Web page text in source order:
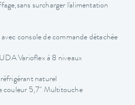
surcharger l'alimentation
console de commande détachée
Varioflex à 8 niveaux
naturel
couleur 5,7" Multitouche